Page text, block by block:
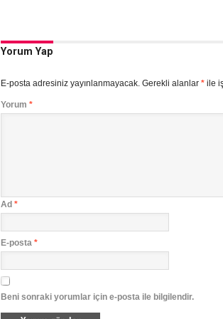
Yorum Yap
E-posta adresiniz yayınlanmayacak. Gerekli alanlar *ile
Yorum *
Ad *
E-posta *
Beni sonraki yorumlar için e-posta ile bilgilendir.